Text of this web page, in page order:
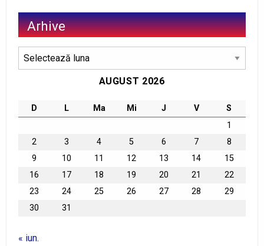
Arhive
Arhive
AUGUST 2026
D L Ma Mi J V
S
1
2
3 4 5 6 7
8
9
10 11 12 13 14
15
16
17 18 19 20 21
22
23
24 25 26 27 28
29
30
31
« iun.